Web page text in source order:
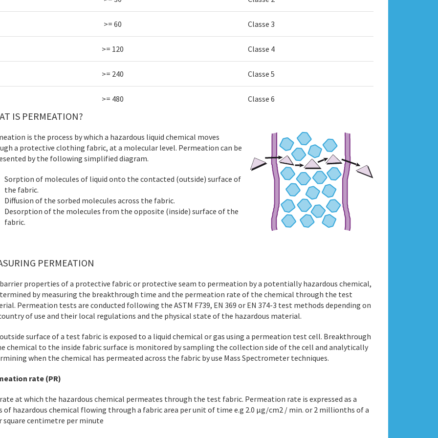
>= 60 Classe 3
>= 120 Classe 4
>= 240 Classe 5
>= 480 Classe 6
IS PERMEATION?
is the process by which a hazardous liquid chemical moves
a protective clothing fabric, at a molecular level. Permeation can be
by the following simplified diagram.
Sorption of molecules of liquid onto the contacted (outside) surface of
the fabric.
Diffusion of the sorbed molecules across the fabric.
Desorption of the molecules from the opposite (inside) surface of the
fabric.
PERMEATION
properties of a protective fabric or protective seam to permeation by a potentially hazardous chemical,
by measuring the breakthrough time and the permeation rate of the chemical through the test
Permeation tests are conducted following the ASTM F739, EN 369 or EN 374-3 test methods depending on
of use and their local regulations and the physical state of the hazardous material.
surface of a test fabric is exposed to a liquid chemical or gas using a permeation test cell. Breakthrough
chemical to the inside fabric surface is monitored by sampling the collection side of the cell and analytically
when the chemical has permeated across the fabric by use Mass Spectrometer techniques.
rate (PR)
at which the hazardous chemical permeates through the test fabric. Permeation rate is expressed as a
of hazardous chemical flowing through a fabric area per unit of time e.g 2.0 µg/cm2 / min. or 2 millionths of a
square centimetre per minute